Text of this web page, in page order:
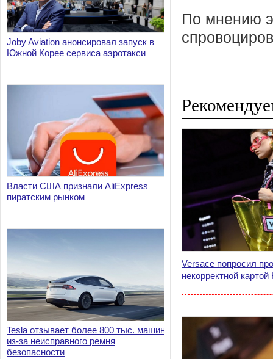
Joby Aviation анонсировал запуск в
Южной Корее сервиса аэротакси
Власти США признали AliExpress
пиратским рынком
Tesla отзывает более 800 тыс. машин
из-за неисправного ремня
безопасности
По мнению
Versace попросил
некорректной